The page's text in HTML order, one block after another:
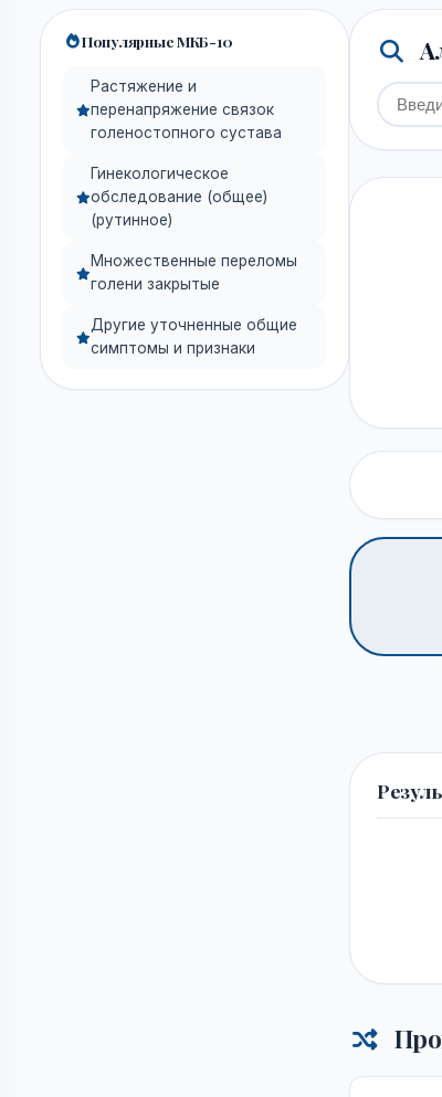
Популярные МКБ-10
Растяжение и
перенапряжение связок
голеностопного сустава
Гинекологическое
обследование (общее)
(рутинное)
Множественные переломы
голени закрытые
Другие уточненные общие
симптомы и признаки